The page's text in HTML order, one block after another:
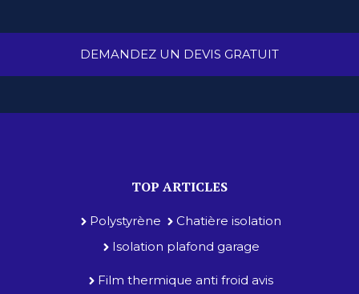
DEMANDEZ UN DEVIS GRATUIT
TOP ARTICLES
Polystyrène
Chatière isolation
Isolation plafond garage
Film thermique anti froid avis